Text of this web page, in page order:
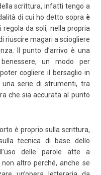
scrittura, infatti tengo a
di cui ho detto sopraè
regola da soli, nella propria
riuscire magari a sciogliere
Il punto d’arrivo è una
un modo per
cogliere il bersaglio in
serie di strumenti, tra
che sia accurata al punto
è proprio sulla scrittura,
tecnica di base dello
delle parole atte a
altro perché, anche se